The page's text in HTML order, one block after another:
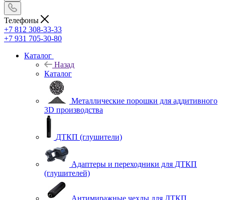
Телефоны
+7 812 308-33-33
+7 931 705-30-80
Каталог
Назад
Каталог
Металлические порошки для аддитивного
3D производства
ДТКП (глушители)
Адаптеры и переходники для ДТКП
(глушителей)
Антимиражные чехлы для ДТКП